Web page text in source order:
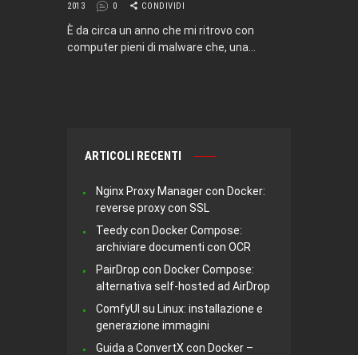
2013
0 CONDIVIDI
È da circa un anno che mi ritrovo con
computer pieni di malware che, una…
ARTICOLI RECENTI
Nginx Proxy Manager con Docker:
reverse proxy con SSL
Teedy con Docker Compose:
archiviare documenti con OCR
PairDrop con Docker Compose:
alternativa self-hosted ad AirDrop
ComfyUI su Linux: installazione e
generazione immagini
Guida a ConvertX con Docker –